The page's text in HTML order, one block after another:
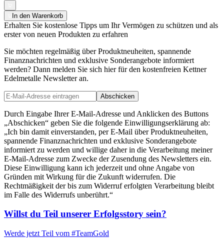
In den Warenkorb
Erhalten Sie kostenlose Tipps um Ihr Vermögen zu schützen und als
erster von neuen Produkten zu erfahren
Sie möchten regelmäßig über Produktneuheiten, spannende
Finanznachrichten und exklusive Sonderangebote informiert
werden? Dann melden Sie sich hier für den kostenfreien Kettner
Edelmetalle Newsletter an.
Abschicken
Durch Eingabe Ihrer E-Mail-Adresse und Anklicken des Buttons
„Abschicken“ geben Sie die folgende Einwilligungserklärung ab:
„Ich bin damit einverstanden, per E-Mail über Produktneuheiten,
spannende Finanznachrichten und exklusive Sonderangebote
informiert zu werden und willige daher in die Verarbeitung meiner
E-Mail-Adresse zum Zwecke der Zusendung des Newsletters ein.
Diese Einwilligung kann ich jederzeit und ohne Angabe von
Gründen mit Wirkung für die Zukunft widerrufen. Die
Rechtmäßigkeit der bis zum Widerruf erfolgten Verarbeitung bleibt
im Falle des Widerrufs unberührt.“
Willst du Teil unserer Erfolgsstory sein?
Werde jetzt Teil vom #TeamGold